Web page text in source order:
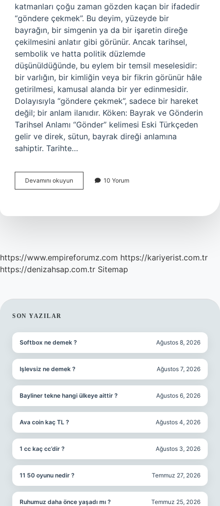
katmanları çoğu zaman gözden kaçan bir ifadedir
“göndere çekmek”. Bu deyim, yüzeyde bir
bayrağın, bir simgenin ya da bir işaretin direğe
çekilmesini anlatır gibi görünür. Ancak tarihsel,
sembolik ve hatta politik düzlemde
düşünüldüğünde, bu eylem bir temsil meselesidir:
bir varlığın, bir kimliğin veya bir fikrin görünür hâle
getirilmesi, kamusal alanda bir yer edinmesidir.
Dolayısıyla “göndere çekmek”, sadece bir hareket
değil; bir anlam ilanıdır. Köken: Bayrak ve Gönderin
Tarihsel Anlamı “Gönder” kelimesi Eski Türkçeden
gelir ve direk, sütun, bayrak direği anlamına
sahiptir. Tarihte…
Devamını okuyun Göndere
çekmek
?
10 Yorum
https://www.empireforumz.com https://kariyerist.com.tr
https://denizahsap.com.tr Sitemap
SIDEBAR
SON YAZILAR
Softbox ne demek ? Ağustos 8, 2026
Işlevsiz ne demek ? Ağustos 7, 2026
Bayliner tekne hangi ülkeye aittir ? Ağustos 6, 2026
Ava coin kaç TL ? Ağustos 4, 2026
1 cc kaç cc’dir ? Ağustos 3, 2026
11 50 oyunu nedir ? Temmuz 27, 2026
Ruhumuz daha önce yaşadı mı ? Temmuz 25, 2026